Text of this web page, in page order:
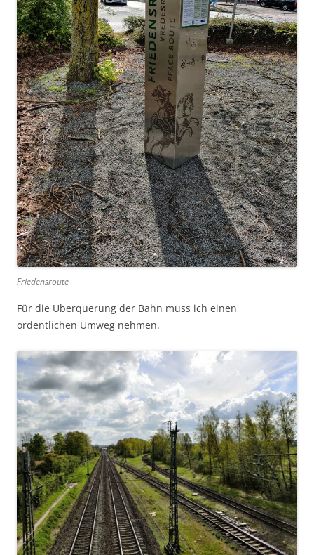
Friedensroute
Für die Überquerung der Bahn muss ich einen
ordentlichen Umweg nehmen.